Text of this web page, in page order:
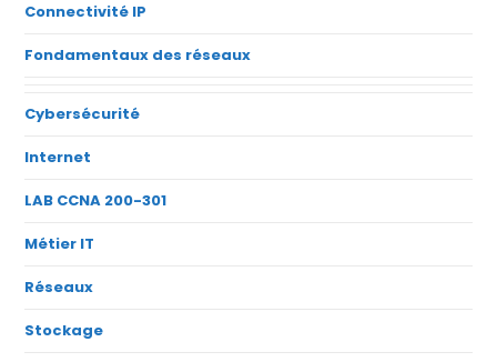
Connectivité IP
Fondamentaux des réseaux
Cybersécurité
Internet
LAB CCNA 200-301
Métier IT
Réseaux
Stockage